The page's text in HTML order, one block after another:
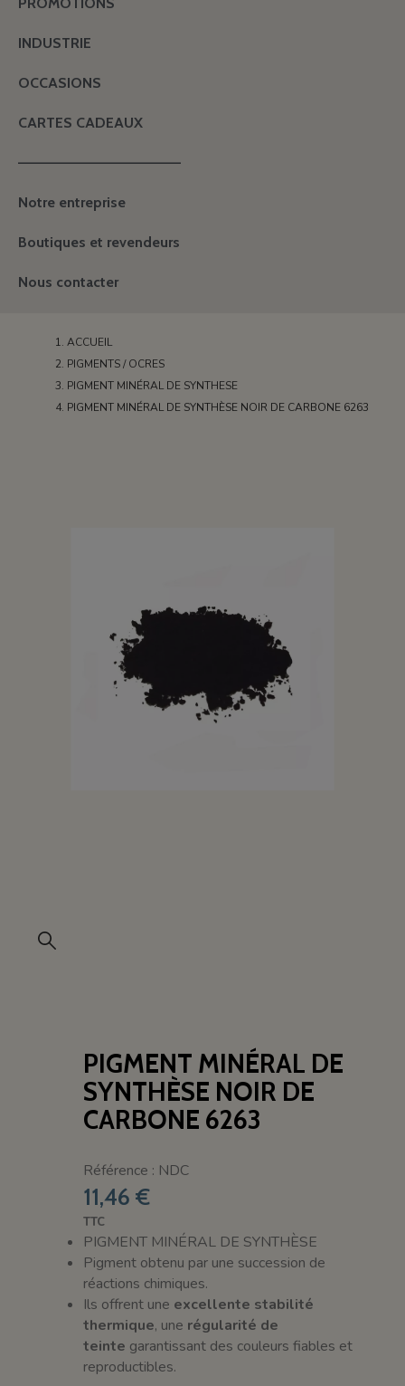
INDUSTRIE
OCCASIONS
CARTES CADEAUX
———————————————
Notre entreprise
Boutiques et revendeurs
Nous contacter
ACCUEIL
PIGMENTS / OCRES
PIGMENT MINÉRAL DE SYNTHESE
PIGMENT MINÉRAL DE SYNTHÈSE NOIR DE CARBONE 6263
PIGMENT MINÉRAL DE
SYNTHÈSE NOIR DE
CARBONE 6263
Référence : NDC
11,46 €
TTC
PIGMENT MINÉRAL DE SYNTHÈSE
Pigment obtenu par une succession de
réactions chimiques.
Ils offrent une excellente stabilité
thermique, une régularité de
teinte garantissant des couleurs fiables et
reproductibles.